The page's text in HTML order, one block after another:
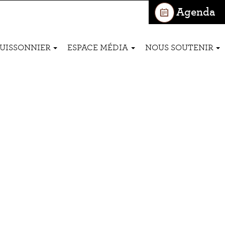
Agenda
ESPACE MÉDIA NOUS SOUTENIR